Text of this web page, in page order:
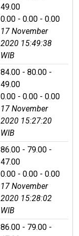
49.00
0.00 - 0.00 - 0.00
17 November
2020 15:49:38
WIB
84.00 - 80.00 -
49.00
0.00 - 0.00 - 0.00
17 November
2020 15:27:20
WIB
86.00 - 79.00 -
47.00
0.00 - 0.00 - 0.00
17 November
2020 15:28:02
WIB
86.00 - 79.00 -